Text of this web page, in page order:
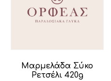
Μαρμελάδα Σύκο
Ρετσέλι 420g